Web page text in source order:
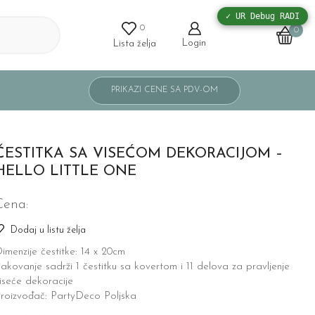
0
Lista želja Login
0
SA VISEĆOM DEKORACIJOM –
LITTLE ONE
Dodaj u listu želja
čestitke: 14 x 20cm
sadrži 1 čestitku sa kovertom i 11 delova za pravljenje
dekoracije
PartyDeco Poljska
✓ UR Debug RADI